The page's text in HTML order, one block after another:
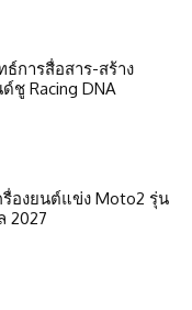
ธ์การสื่อสาร-สร้าง
ชู Racing DNA
รื่องยนต์แข่ง Moto2 รุ่น
2027